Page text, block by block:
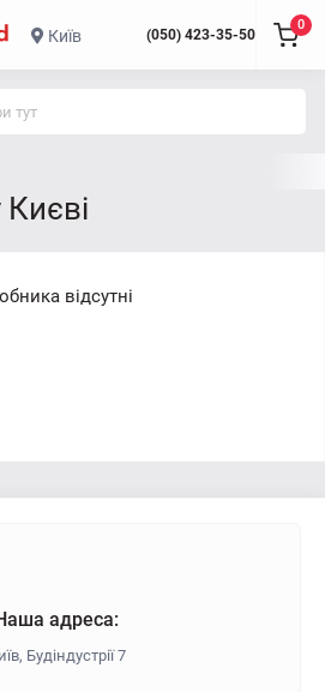
Київ (050) 423-35-50
0
Києві
відсутні
адреса:
Будіндустрії 7